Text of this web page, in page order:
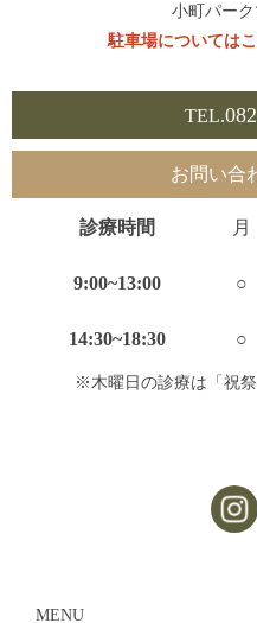
小町パー
駐車場については
TEL.
お問い合
診療時間 月
9:00~13:00 ○
14:30~18:30 ○
※木曜日の診療は「祝
MENU